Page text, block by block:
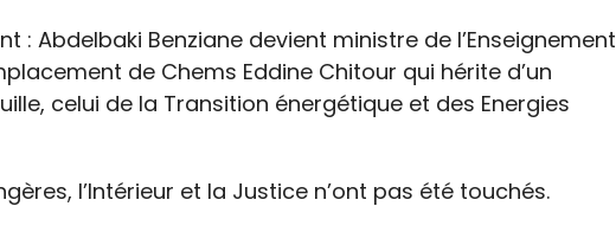
: Abdelbaki Benziane devient ministre de l’Enseignement
de Chems Eddine Chitour qui hérite d’un
celui de la Transition énergétique et des Energies
l’Intérieur et la Justice n’ont pas été touchés.